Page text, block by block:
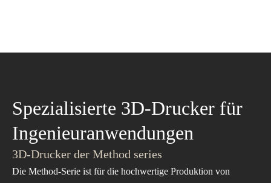
Spezialisierte 3D-Drucker für
Ingenieuranwendungen
3D-Drucker der Method series
Die Method-Serie ist für die hochwertige Produktion von